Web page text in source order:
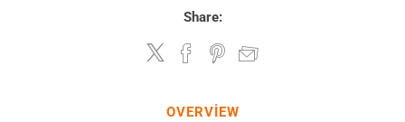
Share:
OVERVIEW